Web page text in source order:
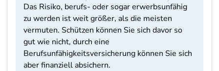
Das Risiko, berufs- oder sogar erwerbsunfähig
zu werden ist weit größer, als die meisten
vermuten. Schützen können Sie sich davor so
gut wie nicht, durch eine
Berufsunfähigkeitsversicherung können Sie sich
aber finanziell absichern.